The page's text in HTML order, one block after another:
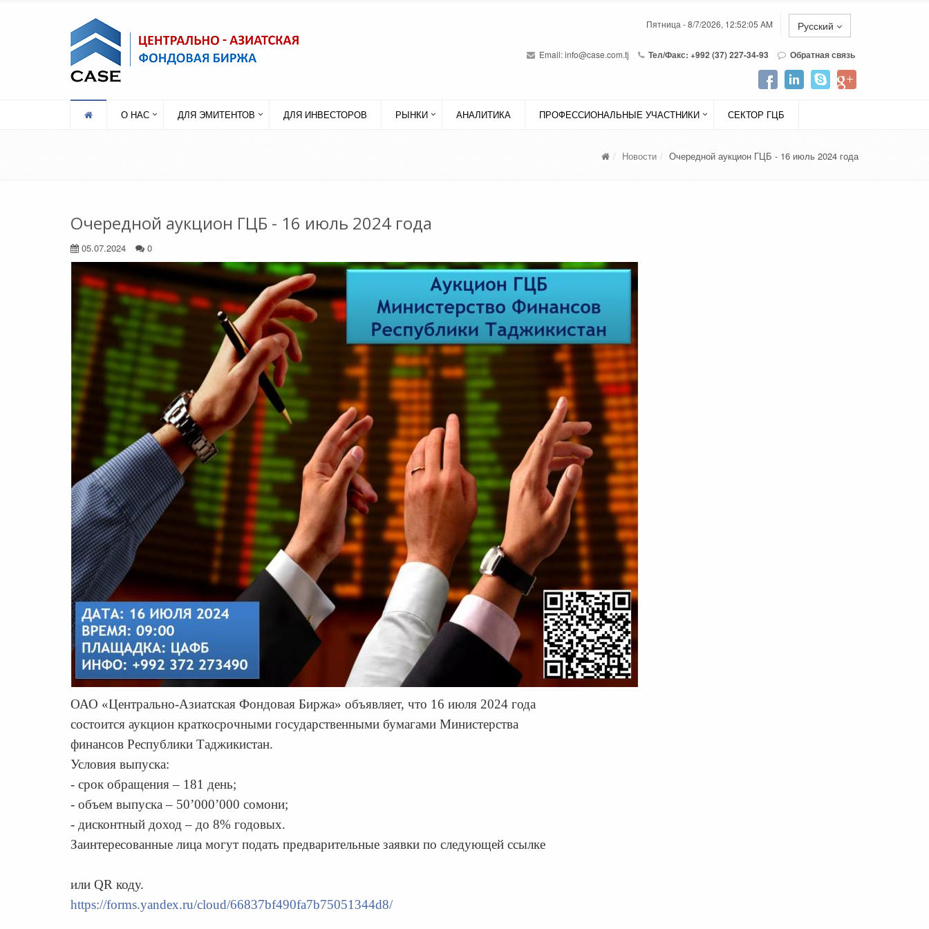
Пятница - 8/7/2026, 12:52:05 AM Русский
Email:info@case.com.tj Тел/Факс: +992 (37) 227-34-93 Обратная связь
О НАС ДЛЯ ЭМИТЕНТОВ ДЛЯ ИНВЕСТОРОВ РЫНКИ АНАЛИТИКА ПРОФЕССИОНАЛЬНЫЕ УЧАСТНИКИ СЕКТОР ГЦБ
Новости Очередной аукцион ГЦБ - 16 июль 2024 года
Очередной аукцион ГЦБ - 16 июль 2024 года
05.07.2024 0
ОАО «Центрально-Азиатская Фондовая Биржа» объявляет, что 16 июля 2024 года
состоится аукцион краткосрочными государственными бумагами Министерства
финансов Республики Таджикистан.
Условия выпуска:
- срок обращения – 181 день;
- объем выпуска – 50’000’000 сомони;
- дисконтный доход – до 8% годовых.
Заинтересованные лица могут подать предварительные заявки по следующей ссылке
или QR коду.
https://forms.yandex.ru/cloud/66837bf490fa7b75051344d8/